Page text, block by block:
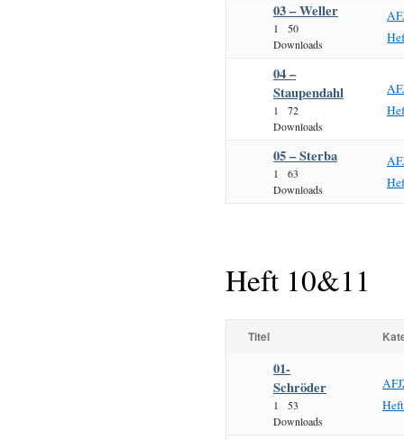
03 – Weller
1
50
Downloads
04 –
Staupendahl
1
72
Downloads
05 – Sterba
1
63
Downloads
Heft 10&11
Titel
01-
Schröder
1
53
Downloads